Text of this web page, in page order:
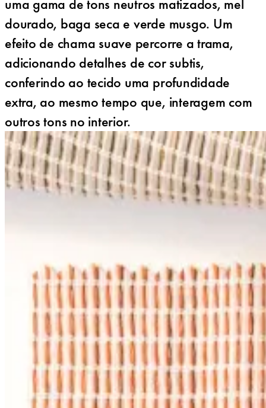
dourado, baga seca e verde musgo. Um
efeito de chama suave percorre a trama,
adicionando detalhes de cor subtis,
conferindo ao tecido uma profundidade
extra, ao mesmo tempo que, interagem com
outros tons no interior.